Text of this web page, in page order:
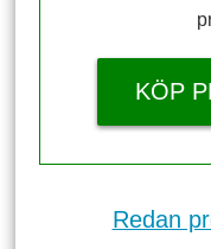
KÖP
Redan